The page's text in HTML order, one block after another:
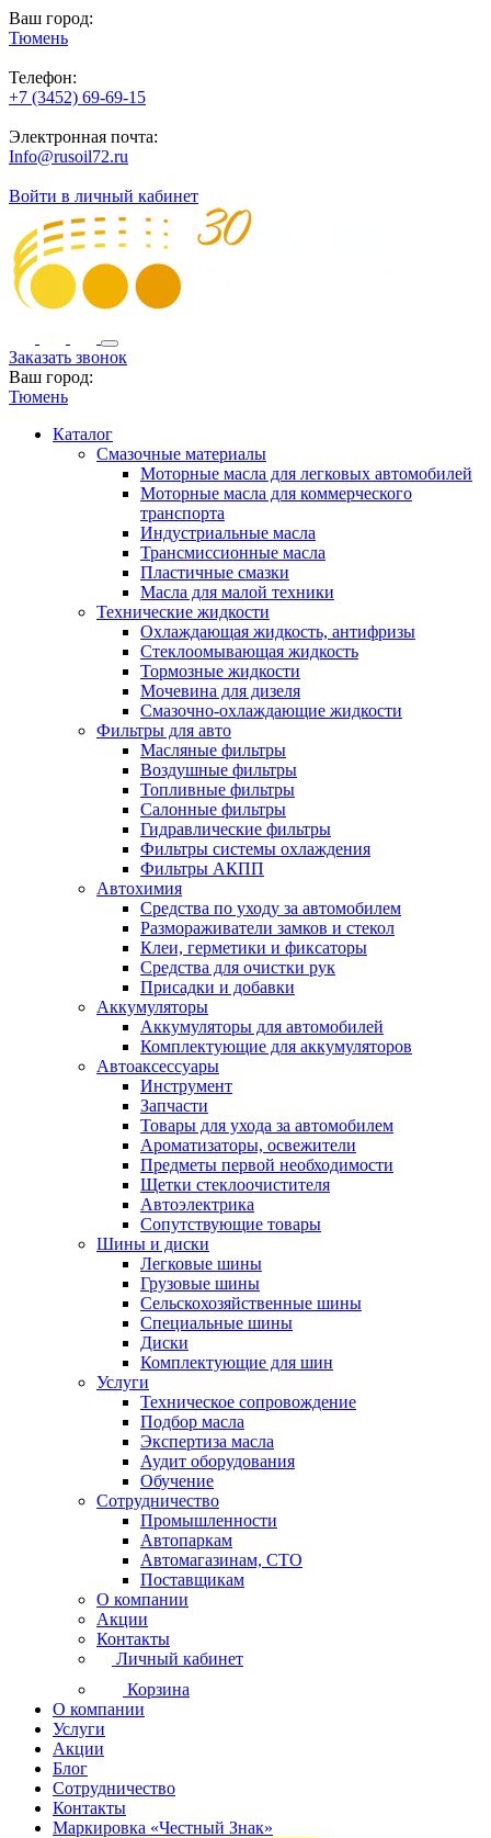
Ваш город:
Тюмень
Телефон:
+7 (3452) 69-69-15
Электронная почта:
Info@rusoil72.ru
Войти в личный кабинет
Заказать звонок
Ваш город:
Тюмень
Каталог
Смазочные материалы
Моторные масла для легковых автомобилей
Моторные масла для коммерческого
транспорта
Индустриальные масла
Трансмиссионные масла
Пластичные смазки
Масла для малой техники
Технические жидкости
Охлаждающая жидкость, антифризы
Стеклоомывающая жидкость
Тормозные жидкости
Мочевина для дизеля
Смазочно-охлаждающие жидкости
Фильтры для авто
Масляные фильтры
Воздушные фильтры
Топливные фильтры
Салонные фильтры
Гидравлические фильтры
Фильтры системы охлаждения
Фильтры АКПП
Автохимия
Средства по уходу за автомобилем
Размораживатели замков и стекол
Клеи, герметики и фиксаторы
Средства для очистки рук
Присадки и добавки
Аккумуляторы
Аккумуляторы для автомобилей
Комплектующие для аккумуляторов
Автоаксессуары
Инструмент
Запчасти
Товары для ухода за автомобилем
Ароматизаторы, освежители
Предметы первой необходимости
Щетки стеклоочистителя
Автоэлектрика
Сопутствующие товары
Шины и диски
Легковые шины
Грузовые шины
Сельскохозяйственные шины
Специальные шины
Диски
Комплектующие для шин
Услуги
Техническое сопровождение
Подбор масла
Экспертиза масла
Аудит оборудования
Обучение
Сотрудничество
Промышленности
Автопаркам
Автомагазинам, СТО
Поставщикам
О компании
Акции
Контакты
Личный кабинет
Корзина
О компании
Услуги
Акции
Блог
Сотрудничество
Контакты
Маркировка «Честный Знак»